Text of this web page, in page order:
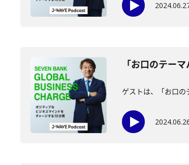
「お口のテー
ゲストは、「お口